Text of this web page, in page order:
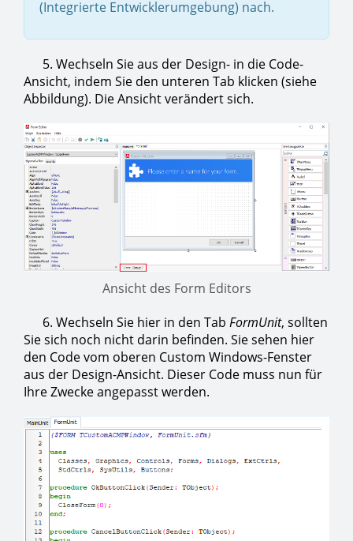
(Integrierte Entwicklerumgebung) nach.
5. Wechseln Sie aus der Design- in die Code-
Ansicht, indem Sie den unteren Tab klicken (siehe
Abbildung). Die Ansicht verändert sich.
Ansicht des Form Editors
6. Wechseln Sie hier in den Tab FormUnit, sollten
Sie sich noch nicht darin befinden. Sie sehen hier
den Code vom oberen Custom Windows-Fenster
aus der Design-Ansicht. Dieser Code muss nun für
Ihre Zwecke angepasst werden.